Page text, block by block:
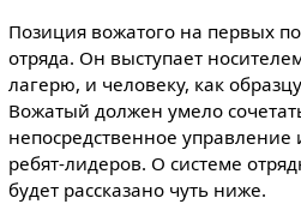
Позиция вожатого на первых
отряда. Он выступает
лагерю, и человеку, как
Вожатый должен умело
непосредственное управление
ребят-лидеров. О системе
будет рассказано чуть ниже.